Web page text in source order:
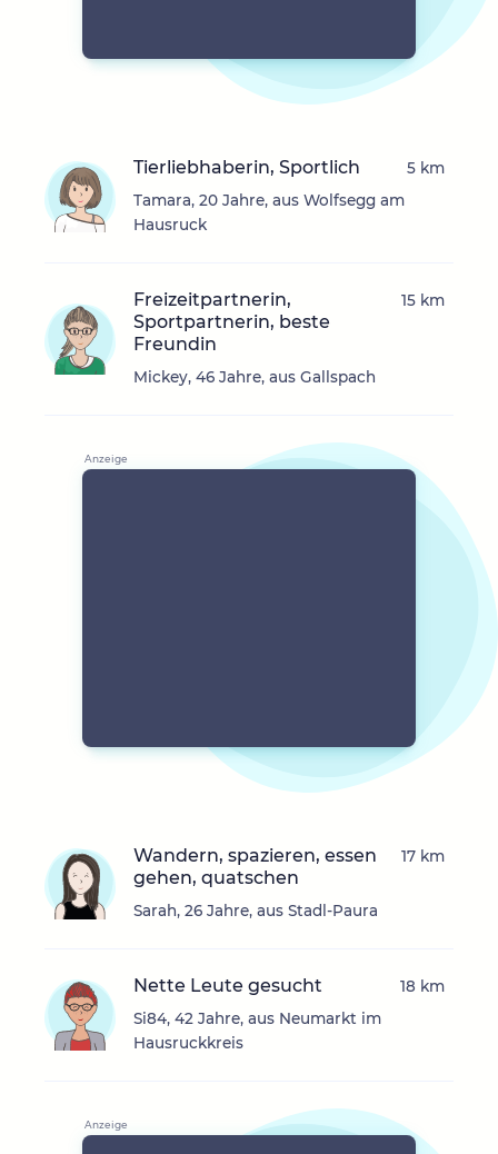
Tierliebhaberin, Sportlich
Tamara, 20 Jahre, aus Wolfsegg am
Hausruck
5 km
Freizeitpartnerin,
Sportpartnerin, beste
Freundin
Mickey, 46 Jahre, aus Gallspach
15 km
Wandern, spazieren, essen
gehen, quatschen
Sarah, 26 Jahre, aus Stadl-Paura
17 km
Nette Leute gesucht
Si84, 42 Jahre, aus Neumarkt im
Hausruckkreis
18 km